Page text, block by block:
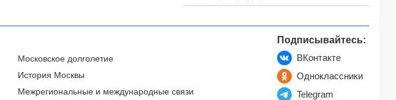
Московское долголетие
История Москвы
Межрегиональные и международные связи
Подписывайтесь:
ВКонтакте
Одноклассники
Telegram